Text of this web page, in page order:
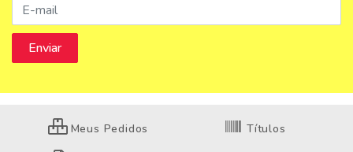
Meus Pedidos Títulos